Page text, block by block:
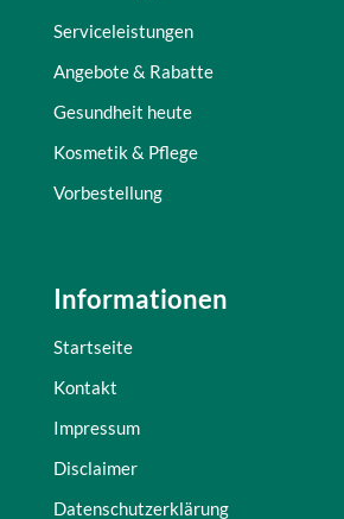
Serviceleistungen
Angebote & Rabatte
Gesundheit heute
Kosmetik & Pflege
Vorbestellung
Informationen
Startseite
Kontakt
Impressum
Disclaimer
Datenschutzerklärung